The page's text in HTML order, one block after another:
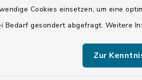
Cookies einsetzen, um eine
Bedarf gesondert abgefragt. Weitere
Zur
12.00 Uhr